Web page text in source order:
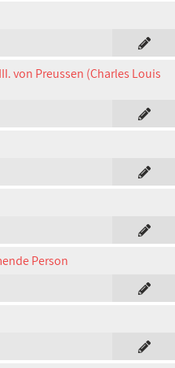
von Preussen (Charles Louis
Person